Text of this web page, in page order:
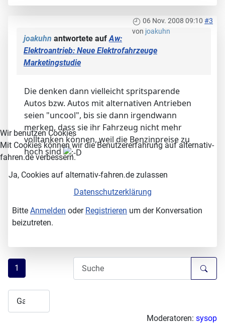
06 Nov. 2008 09:10 #3
von joakuhn
joakuhn antwortete aufAw:
Elektroantrieb: Neue Elektrofahrzeuge
Marketingstudie
Die denken dann vielleicht spritsparende
Autos bzw. Autos mit alternativen Antrieben
seien "uncool", bis sie dann irgendwann
merken, dass sie ihr Fahrzeug nicht mehr
volltanken können, weil die Benzinpreise zu
hoch sind
Bitte Anmelden oder Registrieren um der Konversation
beizutreten.
1
Moderatoren: sysop
Wir benutzen Cookies
Mit Cookies können wir die Benutzererfahrung auf alternativ-
fahren.de verbessern.
Ja, Cookies auf alternativ-fahren.de zulassen
Datenschutzerklärung